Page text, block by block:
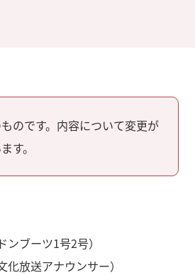
のです。内容について変更が
す。
ブーツ1号2号）
放送アナウンサー）